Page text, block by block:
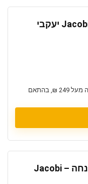
קוד קופון Jacobi יעקבי עם משלוח חינם בקנייה מעל 249 ₪, בהתאם
קופון עם 10% הנחה – Jacobi